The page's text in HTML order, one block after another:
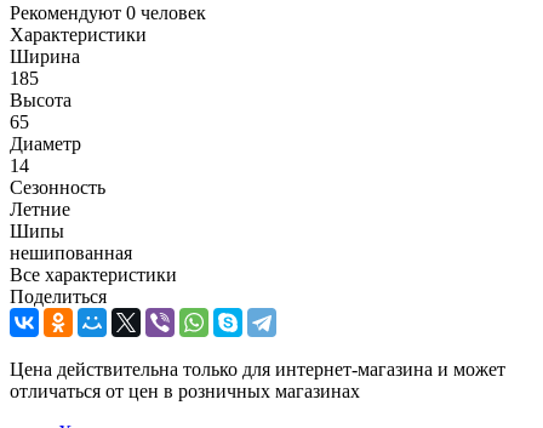
Рекомендуют 0 человек
Характеристики
Ширина
185
Высота
65
Диаметр
14
Сезонность
Летние
Шипы
нешипованная
Все характеристики
Поделиться
Цена действительна только для интернет-магазина и может
отличаться от цен в розничных магазинах